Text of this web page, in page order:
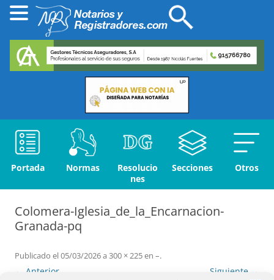
Portada Normas
Resolucio
nes
Secciones Otros
Colomera-Iglesia_de_la_Encarnacion-
Granada-pq
Publicado el05/03/2026a 300 × 225en –.
← Anterior Siguiente →